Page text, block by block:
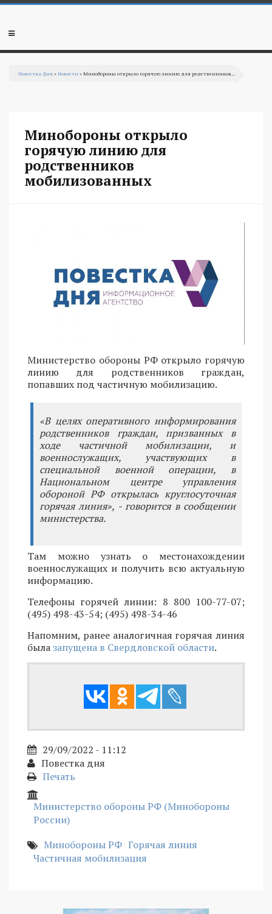
Перейти к основному содержанию
Мобильное
Повестка Дня »Новости » Минобороны открыло горячую линию для родственников...
Минобороны открыло
горячую линию для
родственников
мобилизованных
Министерство обороны РФ открыло горячую
линию для родственников граждан,
попавших под частичную мобилизацию.
«В целях оперативного информирования
родственников граждан, призванных в
ходе частичной мобилизации, и
военнослужащих, участвующих в
специальной военной операции, в
Национальном центре управления
обороной РФ открылась круглосуточная
горячая линия», - говорится в сообщении
министерства.
Там можно узнать о местонахождении
военнослужащих и получить всю актуальную
информацию.
Телефоны горячей линии: 8 800 100-77-07;
(495) 498-43-54; (495) 498-34-46
Напомним, ранее аналогичная горячая линия
былазапущена в Свердловской области.
29/09/2022 - 11:12
Повестка дня
Печать
Министерство обороны РФ (Минобороны
России)
Минобороны РФ Горячая линия
Частичная мобилизация